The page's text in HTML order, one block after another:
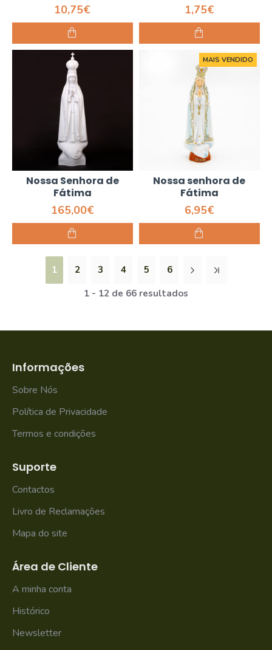
10,75€ 1,75€
Nossa Senhora de
Fátima
165,00€
MAIS VENDIDO
Nossa senhora de
Fátima
6,95€
1 2 3 4 5
6
1 - 12 de 66 resultados
Informações
Sobre Nós
Política de Privacidade
Termos e condições
Suporte
Contactos
Livro de Reclamações
Mapa do site
Área de Cliente
A minha conta
Histórico
Newsletter